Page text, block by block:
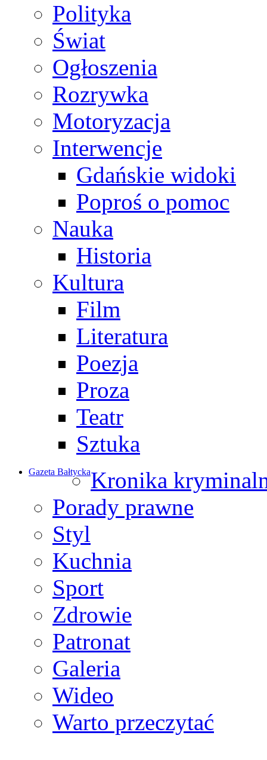
Polityka
Świat
Ogłoszenia
Rozrywka
Motoryzacja
Interwencje
Gdańskie widoki
Poproś o pomoc
Nauka
Historia
Kultura
Film
Literatura
Poezja
Proza
Teatr
Sztuka
Gazeta BałtyckaKronika
Porady prawne
Styl
Kuchnia
Sport
Zdrowie
Patronat
Galeria
Wideo
Warto przeczytać